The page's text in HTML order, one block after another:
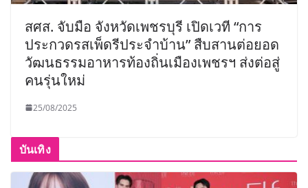
สศส. จับมือ จังหวัดเพชรบุรี เปิดเวที “การ
ประกวดรสเพ็ดรีประจำบ้าน” สืบสานต่อยอด
วัฒนธรรมอาหารท้องถิ่นเมืองเพชรฯ ส่งต่อสู่
คนรุ่นใหม่
25/08/2025
บันเทิง